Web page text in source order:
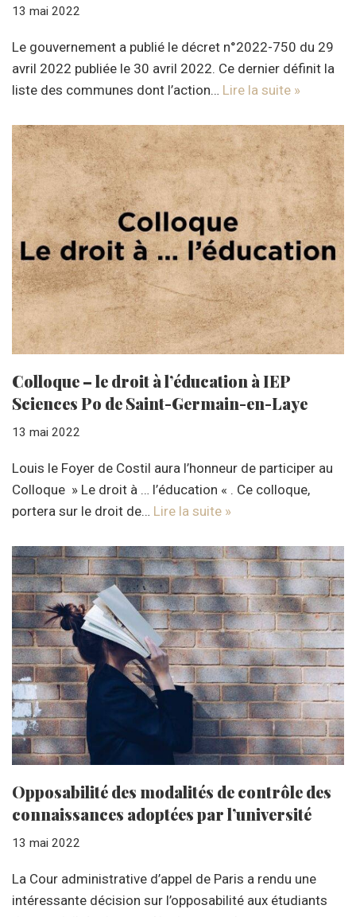
13 mai 2022
Le gouvernement a publié le décret n°2022-750 du 29
avril 2022 publiée le 30 avril 2022. Ce dernier définit la
liste des communes dont l’action… Lire la suite »
Colloque – le droit à l’éducation à IEP
Sciences Po de Saint-Germain-en-Laye
13 mai 2022
Louis le Foyer de Costil aura l’honneur de participer au
Colloque » Le droit à … l’éducation « . Ce colloque,
portera sur le droit de… Lire la suite »
Opposabilité des modalités de contrôle des
connaissances adoptées par l’université
13 mai 2022
La Cour administrative d’appel de Paris a rendu une
intéressante décision sur l’opposabilité aux étudiants